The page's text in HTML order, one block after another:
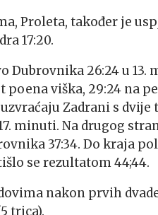
Proleta, također je
17:20.
Dubrovnika 26:24 u
viška, 29:24 na
Zadrani s
minuti. Na drugog
37:34. Do kraja
se rezultatom 44;44.
nakon prvih
trica).